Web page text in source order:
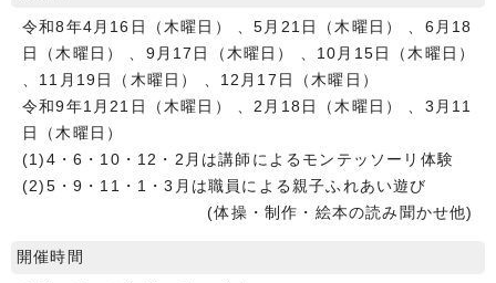
令和8年4月16日（木曜日） 、5月21日（木曜日） 、6月18
日（木曜日） 、9月17日（木曜日） 、10月15日（木曜日）
、11月19日（木曜日） 、12月17日（木曜日）
令和9年1月21日（木曜日） 、2月18日（木曜日） 、3月11
日（木曜日）
(1)4・6・10・12・2月は講師によるモンテッソーリ体験
(2)5・9・11・1・3月は職員による親子ふれあい遊び
(体操・制作・絵本の読み聞かせ他)
開催時間